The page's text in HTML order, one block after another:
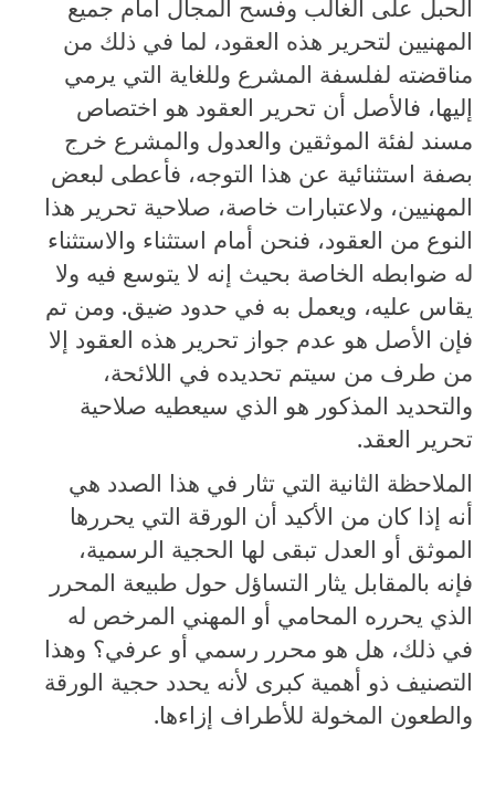
الحبل على الغالب وفسح المجال أمام جميع
المهنيين لتحرير هذه العقود، لما في ذلك من
مناقضته لفلسفة المشرع وللغاية التي يرمي
إليها، فالأصل أن تحرير العقود هو اختصاص
مسند لفئة الموثقين والعدول والمشرع خرج
بصفة استثنائية عن هذا التوجه، فأعطى لبعض
المهنيين، ولاعتبارات خاصة، صلاحية تحرير هذا
النوع من العقود، فنحن أمام استثناء والاستثناء
له ضوابطه الخاصة بحيث إنه لا يتوسع فيه ولا
يقاس عليه، ويعمل به في حدود ضيق. ومن تم
فإن الأصل هو عدم جواز تحرير هذه العقود إلا
من طرف من سيتم تحديده في اللائحة،
والتحديد المذكور هو الذي سيعطيه صلاحية
تحرير العقد.
الملاحظة الثانية التي تثار في هذا الصدد هي
أنه إذا كان من الأكيد أن الورقة التي يحررها
الموثق أو العدل تبقى لها الحجية الرسمية،
فإنه بالمقابل يثار التساؤل حول طبيعة المحرر
الذي يحرره المحامي أو المهني المرخص له
في ذلك، هل هو محرر رسمي أو عرفي؟ وهذا
التصنيف ذو أهمية كبرى لأنه يحدد حجية الورقة
والطعون المخولة للأطراف إزاءها.